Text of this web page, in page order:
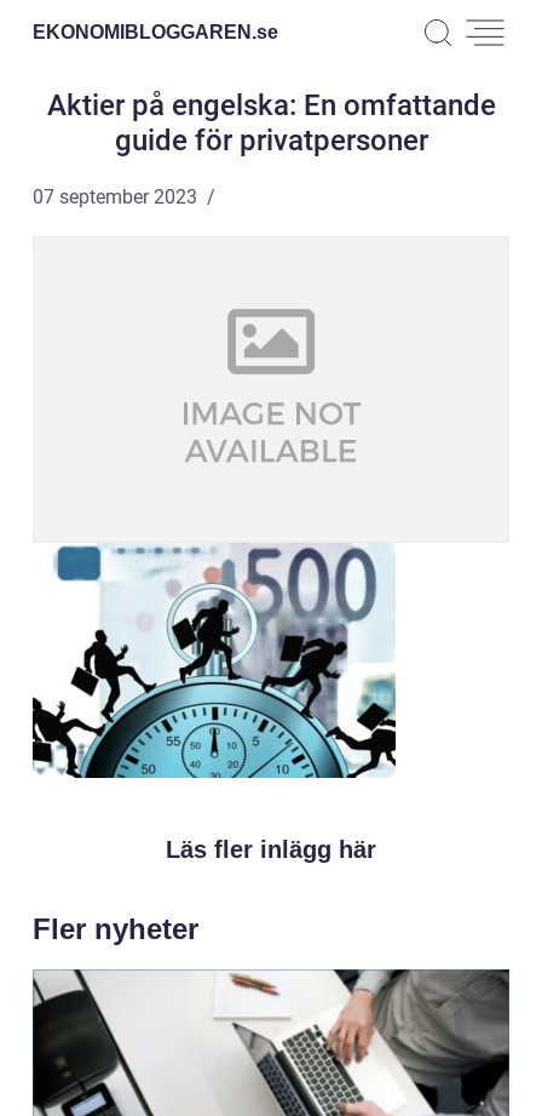
EKONOMIBLOGGAREN.se
Aktier på engelska: En omfattande
guide för privatpersoner
07 september 2023
Läs fler inlägg här
Fler nyheter